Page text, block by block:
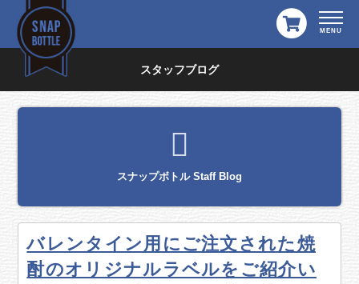
スタッフブログ
スナップボトル Staff Blog
バレンタイン用にご注文された焼
酎のオリジナルラベルをご紹介い